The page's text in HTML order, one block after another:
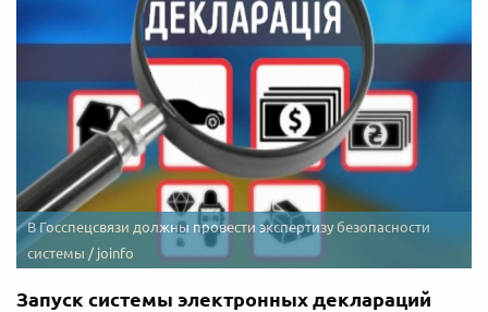
В Госспецсвязи должны провести экспертизу безопасности
системы / joinfo
Запуск системы электронных деклараций